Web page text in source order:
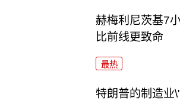
赫梅利尼茨基7
比前线更致命
最热
特朗普的制造业